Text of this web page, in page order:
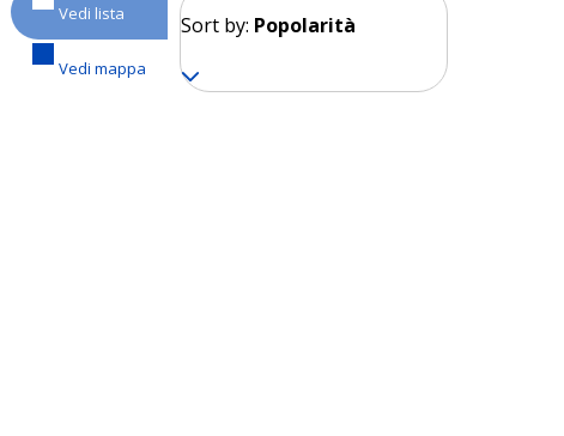
Vedi lista
Vedi mappa
Sort by: Popolarità